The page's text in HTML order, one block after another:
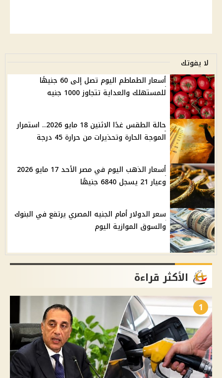
لا يفوتك
أسعار الطماطم اليوم تصل إلى 60 جنيهًا
للمستهلك والعداية تتجاوز 1000 جنيه
حالة الطقس غدًا الاثنين 18 مايو 2026.. استمرار
الموجة الحارة وتحذيرات من حرارة 45 درجة
أسعار الذهب اليوم في مصر الأحد 17 مايو 2026
وعيار 21 يسجل 6840 جنيهًا
سعر الدولار أمام الجنيه المصري يرتفع في البنوك
والسوق الموازية اليوم
الأكثر قراءة
1